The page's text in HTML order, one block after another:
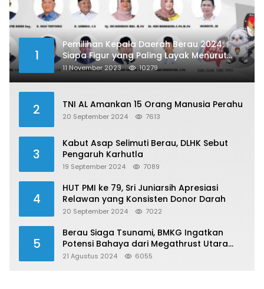
1
Pemilihan Kepala Daerah Berau 2024:
Siapa Figur yang Paling Layak Menurut
Publik?
11 November 2023 10279
2 TNI AL Amankan 15 Orang Manusia Perahu
20 September 2024 7613
3
Kabut Asap Selimuti Berau, DLHK Sebut
Pengaruh Karhutla
19 September 2024 7089
4
HUT PMI ke 79, Sri Juniarsih Apresiasi
Relawan yang Konsisten Donor Darah
20 September 2024 7022
5
Berau Siaga Tsunami, BMKG Ingatkan
Potensi Bahaya dari Megathrust Utara
Sulawesi
21 Agustus 2024 6055